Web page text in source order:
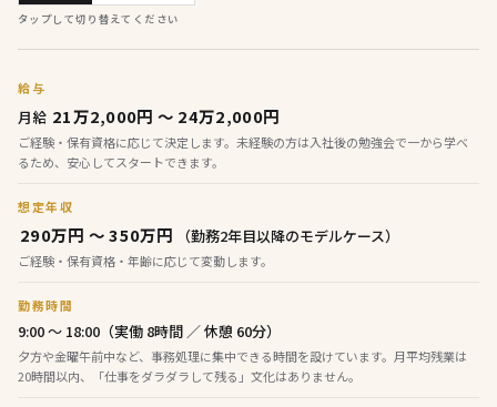
タップして切り替えてください
給与
月給 21万2,000円 〜 24万2,000円
ご経験・保有資格に応じて決定します。未経験の方は入社後の勉強会で一から学べ
るため、安心してスタートできます。
想定年収
290万円 〜 350万円 （勤務2年目以降のモデルケース）
ご経験・保有資格・年齢に応じて変動します。
勤務時間
9:00 〜 18:00（実働 8時間 ／ 休憩 60分）
夕方や金曜午前中など、事務処理に集中できる時間を設けています。月平均残業は
20時間以内、「仕事をダラダラして残る」文化はありません。